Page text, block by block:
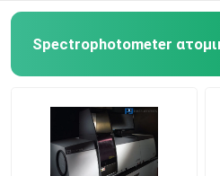
Ακτίνα X Diffractometer
Σύστημα μαζικής
Φορητό φασματόμετρο